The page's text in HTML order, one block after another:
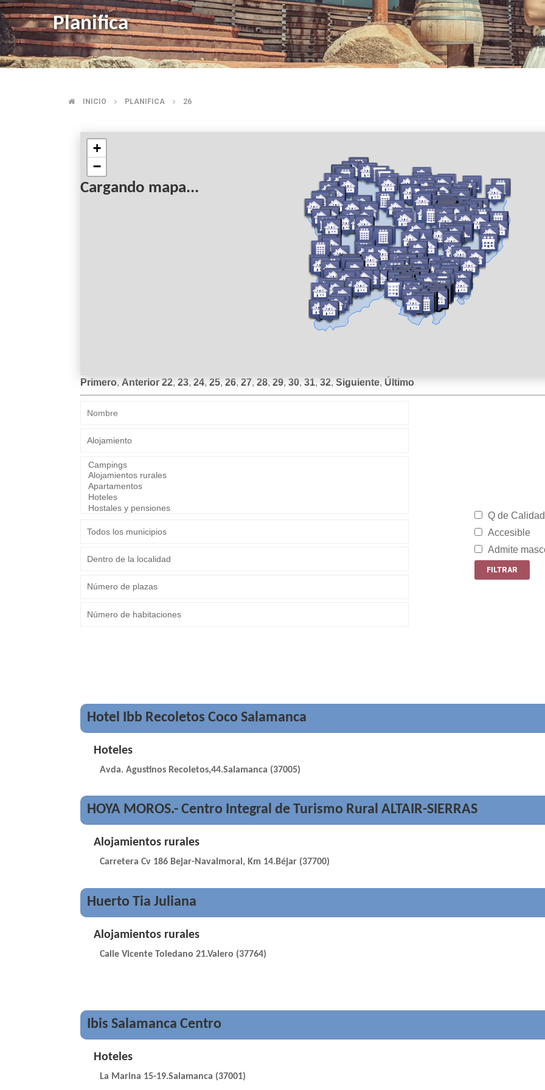
Planifica
BREADCRUMB
INICIO PLANIFICA 26
Cargando mapa...
+
−
Primero, Anterior 22, 23, 24, 25, 26, 27, 28, 29, 30, 31, 32, Siguiente, Último
Q de Calidad
Accesible
Admite
Hotel Ibb Recoletos Coco Salamanca
Hoteles
Avda. Agustinos Recoletos,44.Salamanca (37005)
HOYA MOROS.- Centro Integral de Turismo Rural ALTAIR-SIERRAS
Alojamientos rurales
Carretera Cv 186 Bejar-Navalmoral, Km 14.Béjar (37700)
Huerto Tia Juliana
Alojamientos rurales
Calle Vicente Toledano 21.Valero (37764)
Ibis Salamanca Centro
Hoteles
La Marina 15-19.Salamanca (37001)